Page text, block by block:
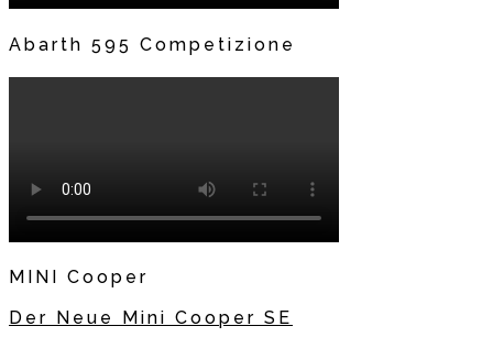
Abarth 595 Competizione
MINI Cooper
Der Neue Mini Cooper SE